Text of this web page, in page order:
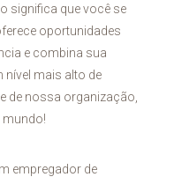
significa que você se
oportunidades
e combina sua
nível mais alto de
de nossa organização,
empregador de